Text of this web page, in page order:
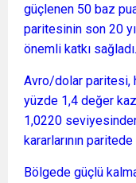
güçlenen 50 baz
paritesinin son 20
önemli katkı sağladı.
Avro/dolar paritesi,
yüzde 1,4 değer
1,0220
kararlarının
Bölgede güçlü